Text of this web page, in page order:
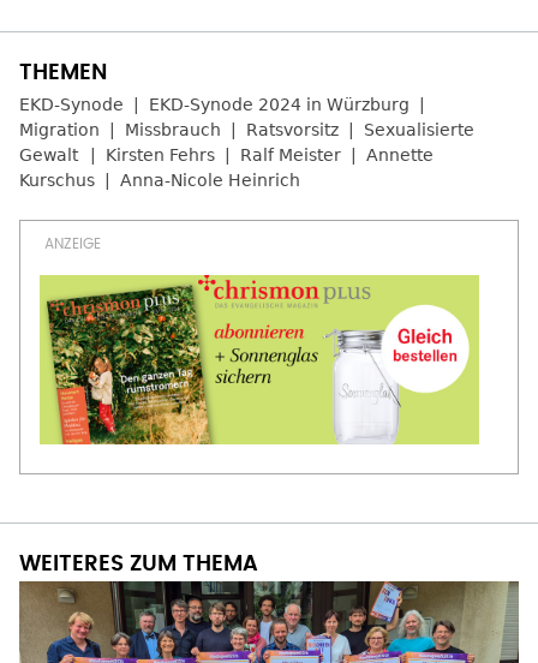
EKD-Synode
EKD-Synode 2024 in Würzburg
Migration
Missbrauch Ratsvorsitz
Sexualisierte
Gewalt
Kirsten Fehrs Ralf Meister
Annette
Kurschus
Anna-Nicole Heinrich
WEITERES ZUM THEMA